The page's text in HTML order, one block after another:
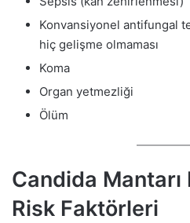
Konvansiyonel antifungal
hiç gelişme olmaması
Koma
Organ yetmezliği
Ölüm
Candida
Risk Faktörleri